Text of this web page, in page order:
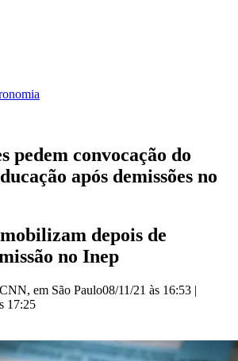
pedem convocação do
após demissões no
depois de
no Inep
, em São Paulo08/11/21 às 16:53 |
17:25